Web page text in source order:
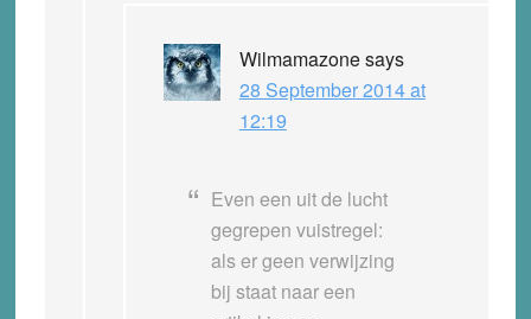
Wilmamazonesays
28 September 2014 at
12:19
Even een uit de lucht
gegrepen vuistregel:
als er geen verwijzing
bij staat naar een